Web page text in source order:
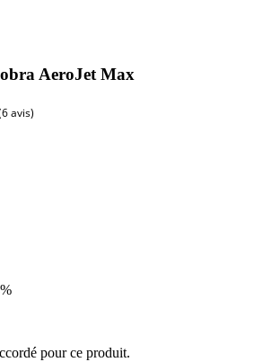
AeroJet Max
pour ce produit.